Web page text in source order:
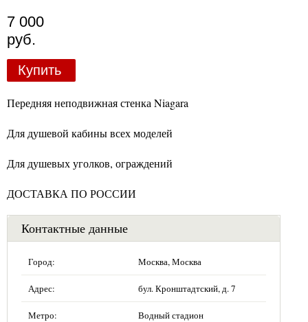
7 000
руб.
Купить
Передняя неподвижная стенка Niagara
Для душевой кабины всех моделей
Для душевых уголков, ограждений
ДОСТАВКА ПО РОССИИ
Контактные данные
Город: Москва, Москва
Адрес: бул. Кронштадтский, д. 7
Метро: Водный стадион